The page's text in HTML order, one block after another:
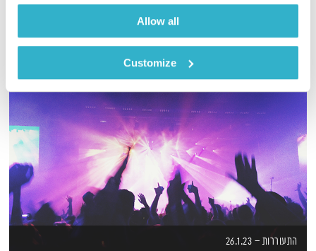
Allow all
Customize
התעוררות – 26.1.23